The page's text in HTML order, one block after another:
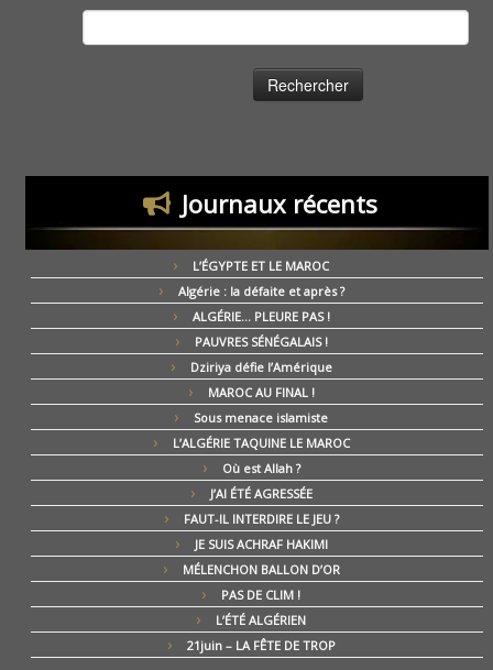
Journaux récents
L’ÉGYPTE ET LE MAROC
Algérie : la défaite et après ?
ALGÉRIE… PLEURE PAS !
PAUVRES SÉNÉGALAIS !
Dziriya défie l’Amérique
MAROC AU FINAL !
Sous menace islamiste
L’ALGÉRIE TAQUINE LE MAROC
Où est Allah ?
J’AI ÉTÉ AGRESSÉE
FAUT-IL INTERDIRE LE JEU ?
JE SUIS ACHRAF HAKIMI
MÉLENCHON BALLON D’OR
PAS DE CLIM !
L’ÉTÉ ALGÉRIEN
21juin – LA FÊTE DE TROP